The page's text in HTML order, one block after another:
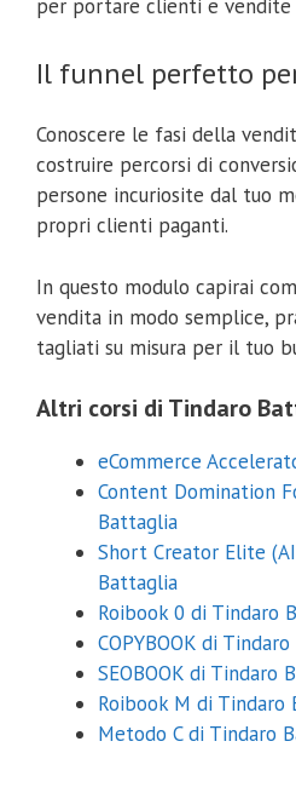
per portare clienti e vendite
Il funnel perfetto
Conoscere le fasi della
costruire percorsi di
persone incuriosite dal tuo
propri clienti paganti.
In questo modulo capirai
vendita in modo semplice,
tagliati su misura per il tuo
Altri corsi di Tindaro
eCommerce
Content Domination
Battaglia
Short Creator Elite
Battaglia
Roibook 0 di Tindaro
COPYBOOK di
SEOBOOK di Tindaro
Roibook M di Tindaro
Metodo C di Tindaro
Non mi
La tua email non verrà